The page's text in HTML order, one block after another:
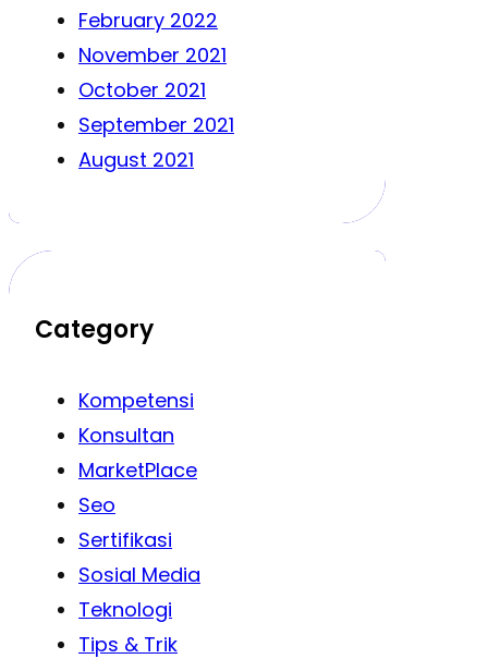
February 2022
November 2021
October 2021
September 2021
August 2021
Category
Kompetensi
Konsultan
MarketPlace
Seo
Sertifikasi
Sosial Media
Teknologi
Tips & Trik